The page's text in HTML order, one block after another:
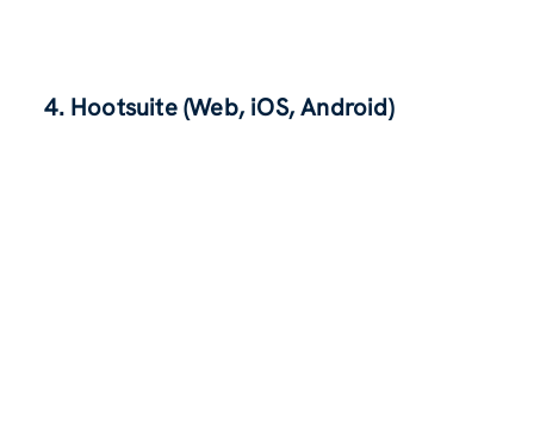
4. Hootsuite (Web, iOS, Android)